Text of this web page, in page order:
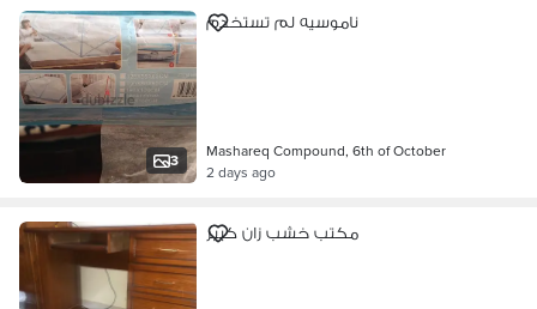
3
ناموسيه لم تستخدم
Mashareq Compound, 6th of October
2 days ago
مكتب خشب زان كبير